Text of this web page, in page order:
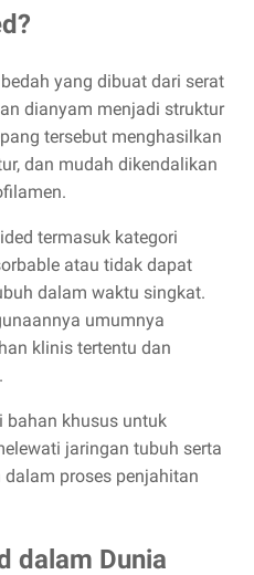
yang dibuat dari serat
dianyam menjadi struktur
tersebut menghasilkan
dan mudah dikendalikan
termasuk kategori
atau tidak dapat
dalam waktu singkat.
umumnya
klinis tertentu dan
bahan khusus untuk
jaringan tubuh serta
proses penjahitan
dalam Dunia